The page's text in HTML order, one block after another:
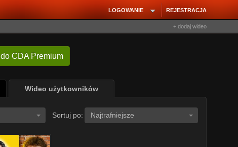
REJESTRACJA
LOGOWANIE
+ dodaj wideo
do CDA Premium
Wideo użytkowników
Sortuj po: Najtrafniejsze